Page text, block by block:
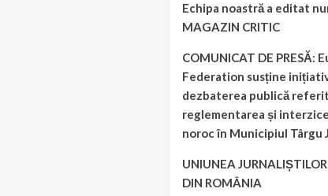
Echipa noastră a editat
MAGAZIN CRITIC
COMUNICAT DE PRESĂ:
Federation susține
dezbaterea publică
reglementarea și
noroc în Municipiul Târgu
UNIUNEA
DIN ROMÂNIA